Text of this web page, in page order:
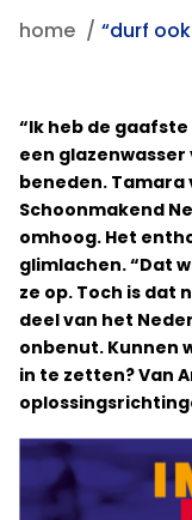
home “durf
“Ik heb de
een
beneden. Tamara
Schoonmakend
omhoog. Het
glimlachen. “Dat
ze op. Toch is dat
deel van het
onbenut. Kunnen
in te zetten? Van